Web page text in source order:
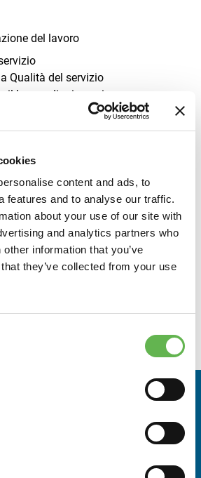
content and ads, to
features and to analyse our traffic.
about your use of our site with
and analytics partners who
information that you’ve
they’ve collected from your use
del lavoro
Qualità del servizio
il lavoro di misurazione
nel servizio e soddisfazione del
con MS Excel
a prescindere dal titolo
e della qualità dei processi
di beni e servizi. La sua